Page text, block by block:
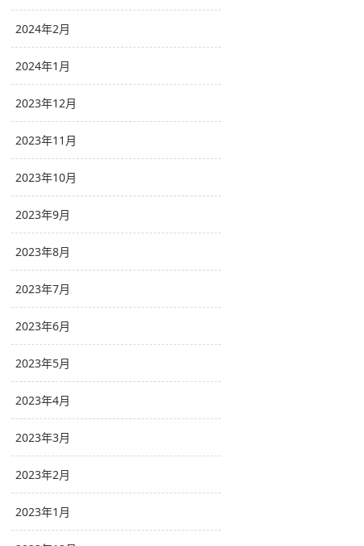
2024年2月
2024年1月
2023年12月
2023年11月
2023年10月
2023年9月
2023年8月
2023年7月
2023年6月
2023年5月
2023年4月
2023年3月
2023年2月
2023年1月